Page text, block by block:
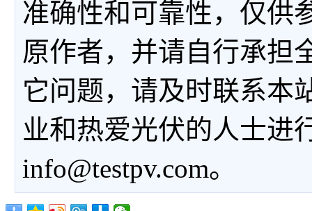
准确性和可靠性，仅供
原作者，并请自行承担
它问题，请及时联系本
业和热爱光伏的人士进
info@testpv.com。